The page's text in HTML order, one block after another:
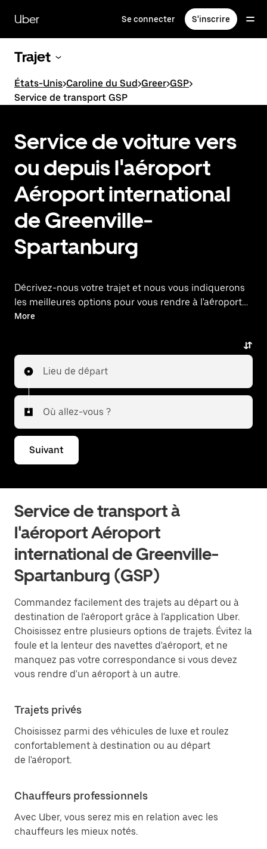
contenu
principal
Uber Se connecter S'inscrire
Trajet
États-Unis>Caroline du Sud>Greer>GSP>
Service de transport GSP
Service de voiture vers
ou depuis l'aéroport
Aéroport international
de Greenville-
Spartanburg
Décrivez-nous votre trajet et nous vous indiquerons
les meilleures options pour vous rendre à l'aéroport
ou en revenir.
More
Lieu de départ
Où allez-vous ?
Suivant
Service de transport à
l'aéroport Aéroport
international de Greenville-
Spartanburg (GSP)
Commandez facilement des trajets au départ ou à
destination de l'aéroport grâce à l'application Uber.
Choisissez entre plusieurs options de trajets. Évitez la
foule et la lenteur des navettes d'aéroport, et ne
manquez pas votre correspondance si vous devez
vous rendre d'un aéroport à un autre.
Trajets privés
Choisissez parmi des véhicules de luxe et roulez
confortablement à destination ou au départ
de l'aéroport.
Chauffeurs professionnels
Avec Uber, vous serez mis en relation avec les
chauffeurs les mieux notés.